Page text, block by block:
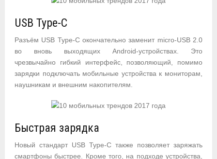
USB Type-C
Разъём USB Type-C окончательно заменит micro-USB 2.0
во вновь выходящих Android-устройствах. Это
чрезвычайно гибкий интерфейс, позволяющий, помимо
зарядки подключать мобильные устройства к мониторам,
наушникам и внешним накопителям.
Быстрая зарядка
Новый стандарт USB Type-C также позволяет заряжать
смартфоны быстрее. Кроме того, на подходе устройства,